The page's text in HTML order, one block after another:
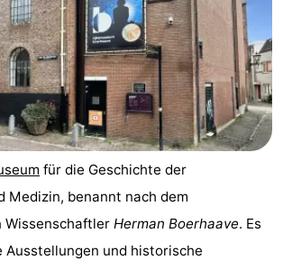
für die Geschichte der
Medizin, benannt nach dem
Wissenschaftler Herman Boerhaave. Es
und historische